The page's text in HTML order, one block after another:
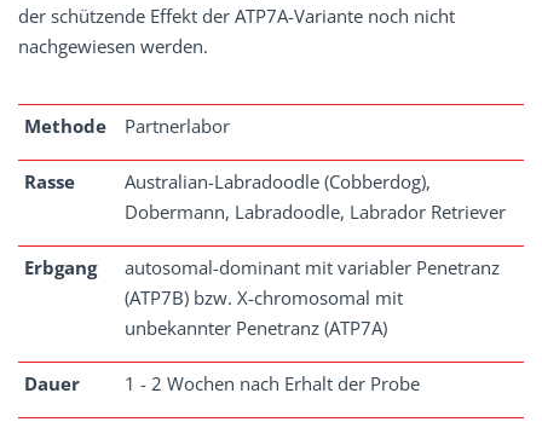
der schützende Effekt der ATP7A-Variante noch nicht
nachgewiesen werden.
Methode Partnerlabor
Rasse
Australian-Labradoodle (Cobberdog),
Dobermann, Labradoodle, Labrador Retriever
Erbgang
autosomal-dominant mit variabler Penetranz
(ATP7B) bzw. X-chromosomal mit
unbekannter Penetranz (ATP7A)
Dauer 1 - 2 Wochen nach Erhalt der Probe